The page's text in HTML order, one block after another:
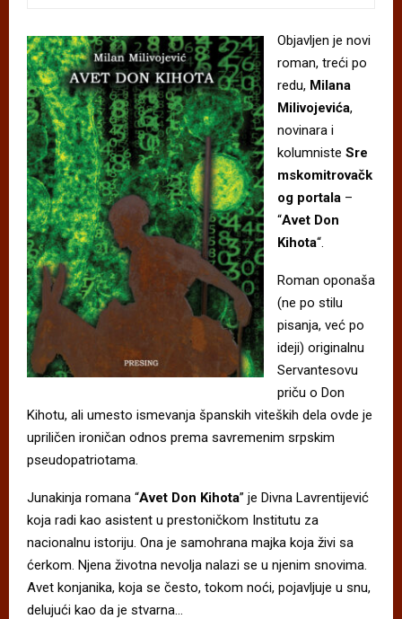
Objavljen je novi
roman, treći po
redu, Milana
Milivojevića,
novinara i
kolumniste Sre
mskomitrovačk
og portala –
“Avet Don
Kihota“.
Roman oponaša
(ne po stilu
pisanja, već po
ideji) originalnu
Servantesovu
priču o Don
Kihotu, ali umesto ismevanja španskih viteških dela ovde je
upriličen ironičan odnos prema savremenim srpskim
pseudopatriotama.
Junakinja romana “Avet Don Kihota” je Divna Lavrentijević
koja radi kao asistent u prestoničkom Institutu za
nacionalnu istoriju. Ona je samohrana majka koja živi sa
ćerkom. Njena životna nevolja nalazi se u njenim snovima.
Avet konjanika, koja se često, tokom noći, pojavljuje u snu,
delujući kao da je stvarna…